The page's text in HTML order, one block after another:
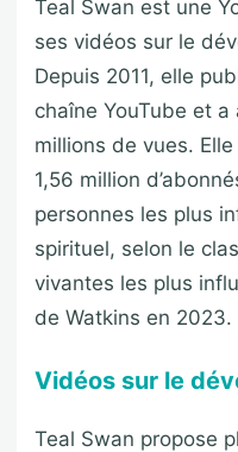
Teal Swan est une
ses vidéos sur le
Depuis 2011, elle
chaîne YouTube et
millions de vues.
1,56 million
personnes les plus
spirituel, selon le
vivantes les plus
de Watkins en 2023.
Vidéos sur le
Teal Swan propose